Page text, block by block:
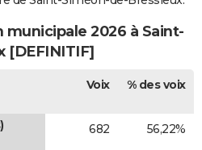
2026 à Saint-
[DEFINITIF]
Voix % des voix
682 56,22%